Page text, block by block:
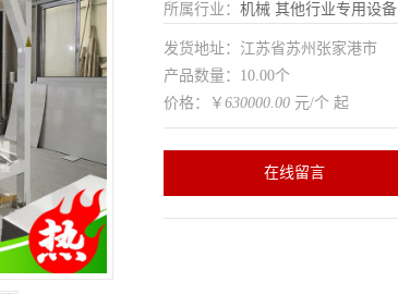
所属行业： 机械 其他行业专用设备
发货地址：江苏省苏州张家港市
产品数量：10.00个
价格：￥ 630000.00 元/个 起
在线留言